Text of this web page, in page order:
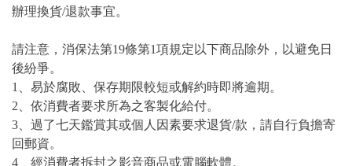
辦理換貨/退款事宜。
請注意，消保法第19條第1項規定以下商品除外，以避免日
後紛爭。
1、易於腐敗、保存期限較短或解約時即將逾期。
2、依消費者要求所為之客製化給付。
3、過了七天鑑賞其或個人因素要求退貨/款，請自行負擔寄
回郵資。
4、經消費者拆封之影音商品或電腦軟體。